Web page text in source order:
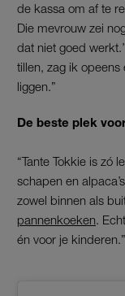
de kassa om af te
Die mevrouw zei
dat niet goed
tillen, zag ik
liggen.”
De beste plek
“Tante Tokkie is zó
schapen en
zowel binnen als
pannenkoeken .
én voor je kinderen.”